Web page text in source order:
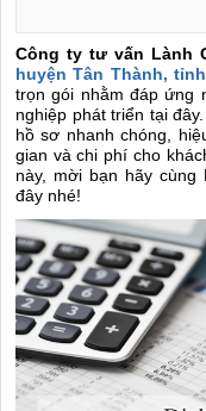
Công ty tư vấn Lành
huyện Tân Thành,
trọn gói nhằm đáp ứng
nghiệp phát triển tại
hồ sơ nhanh chóng,
gian và chi phí cho
này, mời bạn hãy
đây nhé!